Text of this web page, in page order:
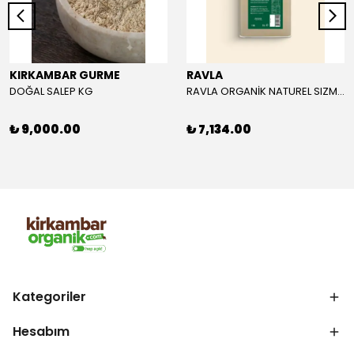
KIRKAMBAR GURME
DOĞAL SALEP KG
₺ 9,000.00
RAVLA
RAVLA ORGANİK NATUREL SIZMA ZEYTİNYAĞI 5L
₺ 7,134.00
Kategoriler
Hesabım